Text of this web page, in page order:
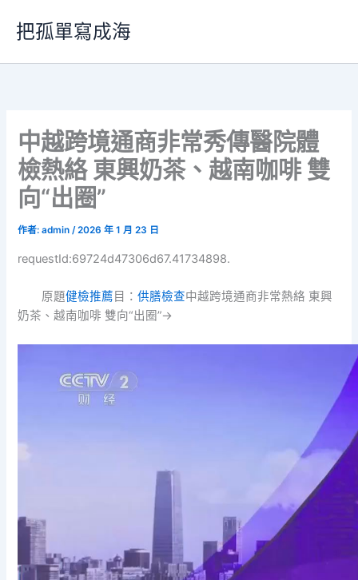
要
把孤單寫成海
中越跨境通商非常秀傳醫院體
檢熱絡 東興奶茶、越南咖啡 雙
向“出圈”
作者:admin/2026 年 1 月 23 日
requestId:69724d47306d67.41734898.
原題健檢推薦 目： 供膳檢查中越跨境通商非常熱絡 東興
奶茶、越南咖啡 雙向“出圈”→